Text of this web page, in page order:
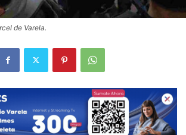
de Varela.